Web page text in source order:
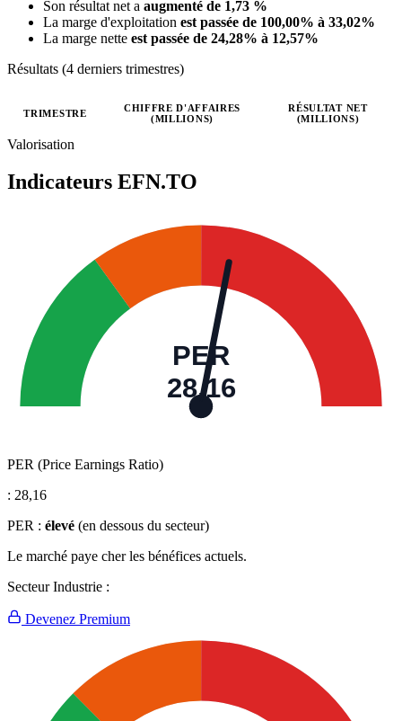
Son résultat net a augmenté de 1,73 %
La marge d'exploitation est passée de 100,00% à 33,02%
La marge nette est passée de 24,28% à 12,57%
Résultats (4 derniers trimestres)
Valeurs trimestrielles en millions (dollar canadien)
TRIMESTRE
CHIFFRE D'AFFAIRES
(MILLIONS)
RÉSULTAT NET
(MILLIONS)
Valorisation
Indicateurs EFN.TO
PER
28,16
PER (Price Earnings Ratio)
: 28,16
PER : élevé (en dessous du secteur)
Le marché paye cher les bénéfices actuels.
Secteur Industrie :
Devenez Premium